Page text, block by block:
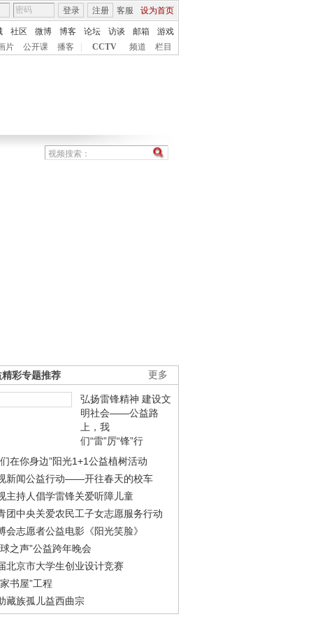
客服 设为首页
登录 注册
社区 微博 博客 论坛 访谈 邮箱
游戏
片 公开课 播客 CCTV 频道 栏目
更多
精彩专题推荐
弘扬雷锋精神 建设文
明社会——公益路
上，我
们“雷”厉“锋”行
在你身边”阳光1+1公益植树活动
新闻公益行动——开往春天的校车
主持人倡学雷锋关爱听障儿童
团中央关爱农民工子女志愿服务行动
会志愿者公益电影《阳光笑脸》
之声”公益跨年晚会
北京市大学生创业设计竞赛
书屋”工程
藏族孤儿益西曲宗